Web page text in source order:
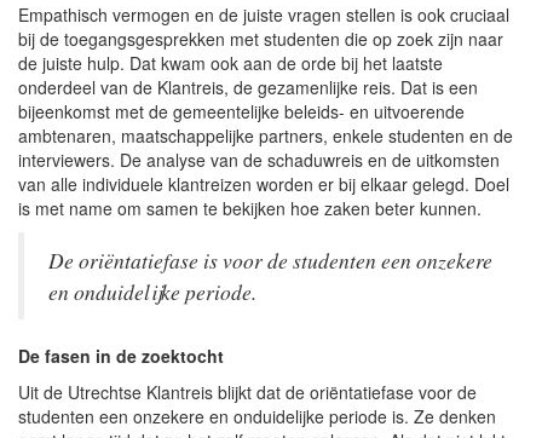
Empathisch vermogen en de juiste vragen stellen is ook cruciaal
bij de toegangsgesprekken met studenten die op zoek zijn naar
de juiste hulp. Dat kwam ook aan de orde bij het laatste
onderdeel van de Klantreis, de gezamenlijke reis. Dat is een
bijeenkomst met de gemeentelijke beleids- en uitvoerende
ambtenaren, maatschappelijke partners, enkele studenten en de
interviewers. De analyse van de schaduwreis en de uitkomsten
van alle individuele klantreizen worden er bij elkaar gelegd. Doel
is met name om samen te bekijken hoe zaken beter kunnen.
De oriëntatiefase is voor de studenten een onzekere
en onduidelijke periode.
De fasen in de zoektocht
Uit de Utrechtse Klantreis blijkt dat de oriëntatiefase voor de
studenten een onzekere en onduidelijke periode is. Ze denken